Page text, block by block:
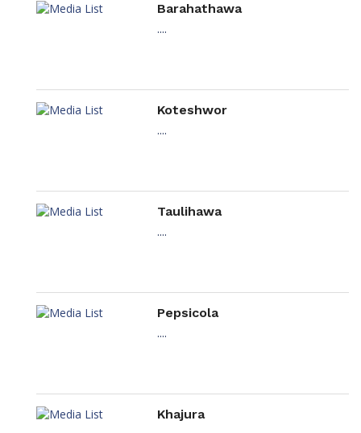
Barahathawa
....
Koteshwor
....
Taulihawa
....
Pepsicola
....
Khajura